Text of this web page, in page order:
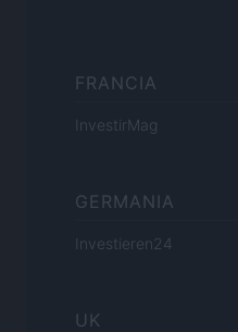
FRANCIA
InvestirMag
GERMANIA
Investieren24
UK